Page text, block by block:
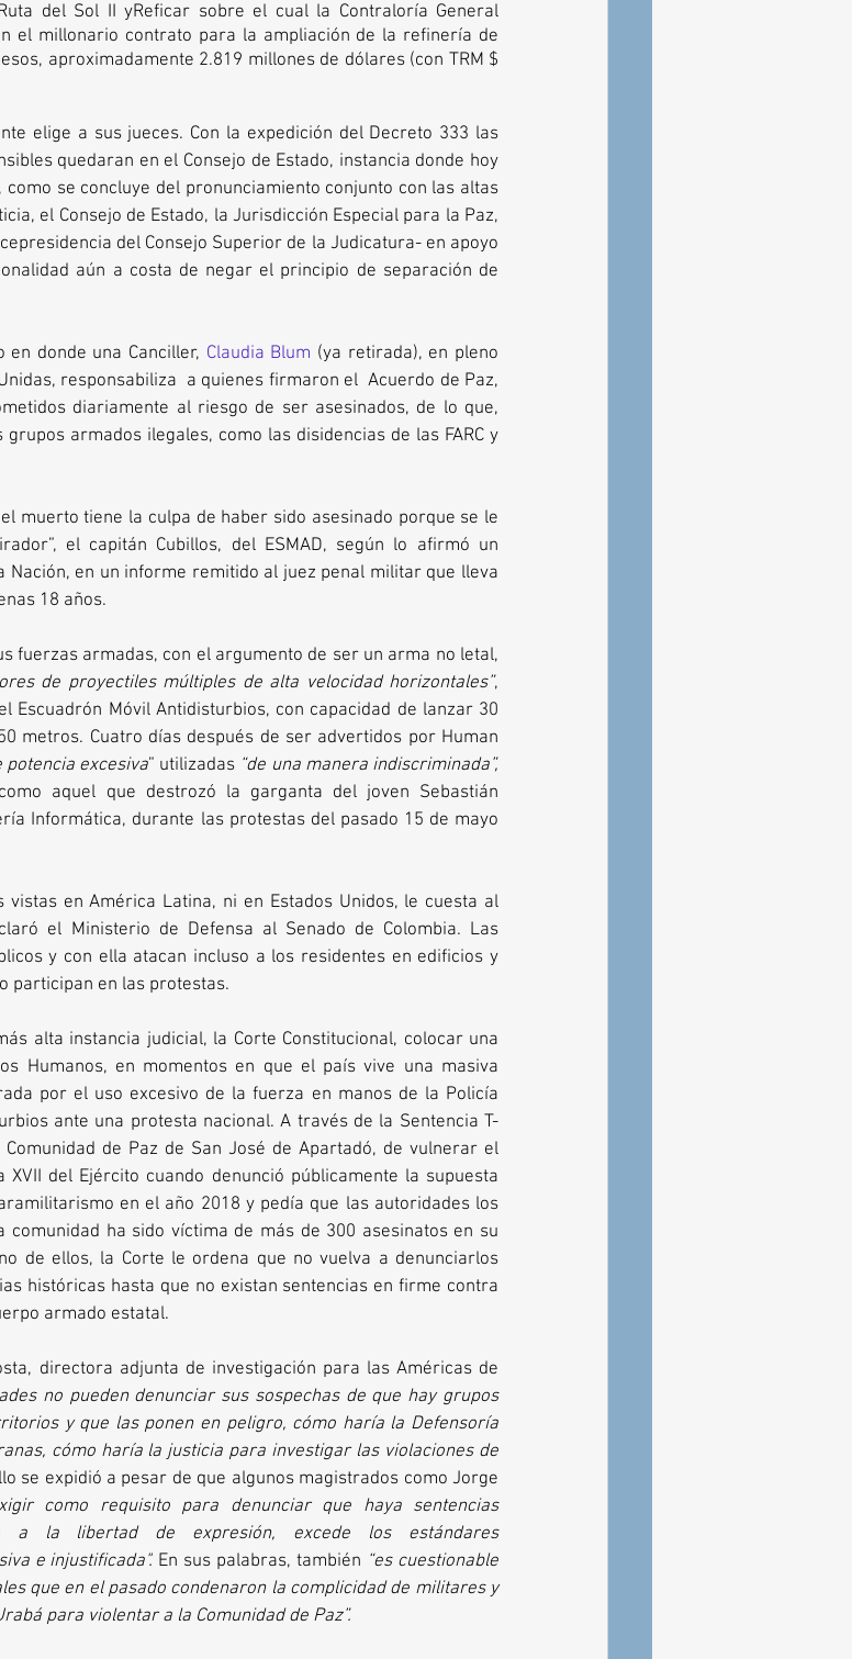
del Sol II yReficar sobre el cual la Contraloría General
el millonario contrato para la ampliación de la refinería de
aproximadamente 2.819 millones de dólares (con TRM $
elige a sus jueces. Con la expedición del Decreto 333 las
quedaran en el Consejo de Estado, instancia donde hoy
se concluye del pronunciamiento conjunto con las altas
el Consejo de Estado, la Jurisdicción Especial para la Paz,
del Consejo Superior de la Judicatura- en apoyo
aún a costa de negar el principio de separación de
donde una Canciller, Claudia Blum (ya retirada), en pleno
responsabiliza  a quienes firmaron el  Acuerdo de Paz,
diariamente al riesgo de ser asesinados, de lo que,
armados ilegales, como las disidencias de las FARC y
muerto tiene la culpa de haber sido asesinado porque se le
el capitán Cubillos, del ESMAD, según lo afirmó un
Nación, en un informe remitido al juez penal militar que lleva
18 años.
fuerzas armadas, con el argumento de ser un arma no letal,
de proyectiles múltiples de alta velocidad horizontales”,
Escuadrón Móvil Antidisturbios, con capacidad de lanzar 30
metros. Cuatro días después de ser advertidos por Human
potencia excesiva” utilizadas “de una manera indiscriminada”,
aquel que destrozó la garganta del joven Sebastián
Informática, durante las protestas del pasado 15 de mayo
vistas en América Latina, ni en Estados Unidos, le cuesta al
el Ministerio de Defensa al Senado de Colombia. Las
y con ella atacan incluso a los residentes en edificios y
participan en las protestas.
alta instancia judicial, la Corte Constitucional, colocar una
Humanos, en momentos en que el país vive una masiva
por el uso excesivo de la fuerza en manos de la Policía
ante una protesta nacional. A través de la Sentencia T-
de Paz de San José de Apartadó, de vulnerar el
del Ejército cuando denunció públicamente la supuesta
en el año 2018 y pedía que las autoridades los
ha sido víctima de más de 300 asesinatos en su
de ellos, la Corte le ordena que no vuelva a denunciarlos
históricas hasta que no existan sentencias en firme contra
armado estatal.
directora adjunta de investigación para las Américas de
no pueden denunciar sus sospechas de que hay grupos
y que las ponen en peligro, cómo haría la Defensoría
cómo haría la justicia para investigar las violaciones de
se expidió a pesar de que algunos magistrados como Jorge
como requisito para denunciar que haya sentencias
a la libertad de expresión, excede los estándares
e injustificada". En sus palabras, también “es cuestionable
que en el pasado condenaron la complicidad de militares y
para violentar a la Comunidad de Paz”.